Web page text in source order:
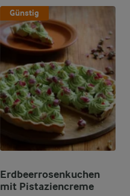
Günstig
Erdbeerrosenkuchen
mit Pistaziencreme